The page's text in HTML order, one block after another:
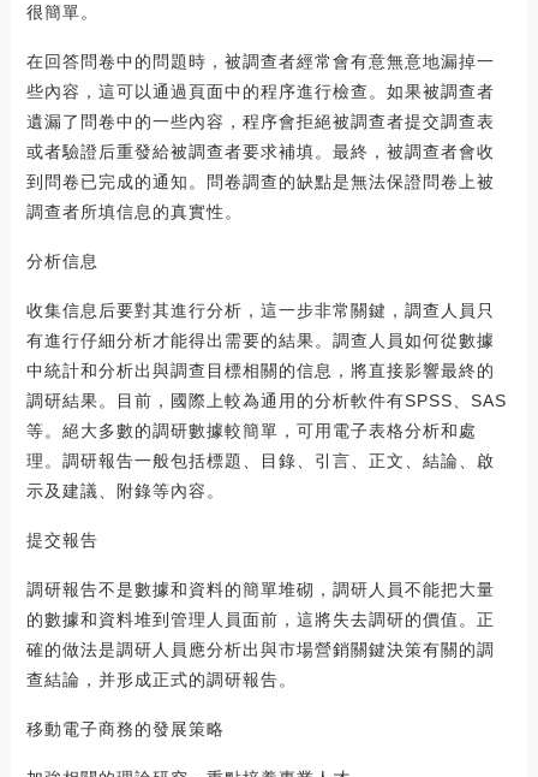
很簡單。
在回答問卷中的問題時，被調查者經常會有意無意地漏掉一
些內容，這可以通過頁面中的程序進行檢查。如果被調查者
遺漏了問卷中的一些內容，程序會拒絕被調查者提交調查表
或者驗證后重發給被調查者要求補填。最終，被調查者會收
到問卷已完成的通知。問卷調查的缺點是無法保證問卷上被
調查者所填信息的真實性。
分析信息
收集信息后要對其進行分析，這一步非常關鍵，調查人員只
有進行仔細分析才能得出需要的結果。調查人員如何從數據
中統計和分析出與調查目標相關的信息，將直接影響最終的
調研結果。目前，國際上較為通用的分析軟件有SPSS、SAS
等。絕大多數的調研數據較簡單，可用電子表格分析和處
理。調研報告一般包括標題、目錄、引言、正文、結論、啟
示及建議、附錄等內容。
提交報告
調研報告不是數據和資料的簡單堆砌，調研人員不能把大量
的數據和資料堆到管理人員面前，這將失去調研的價值。正
確的做法是調研人員應分析出與市場營銷關鍵決策有關的調
查結論，并形成正式的調研報告。
移動電子商務的發展策略